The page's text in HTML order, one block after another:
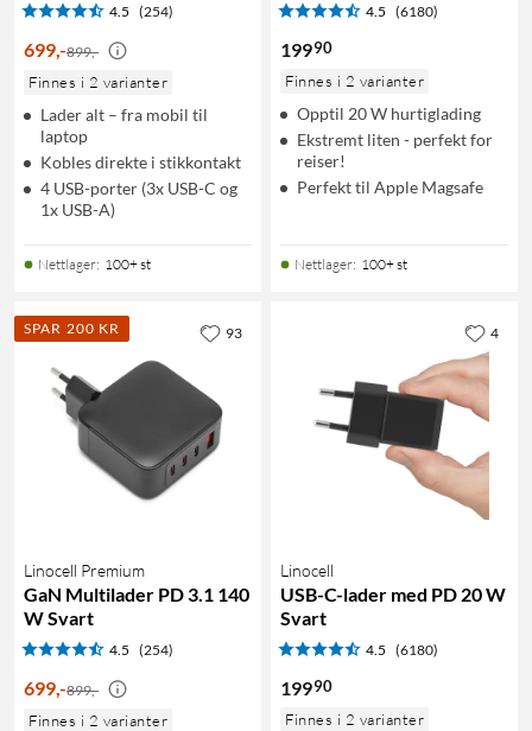
4.5 (254)
699,-899,-
Finnes i 2 varianter
Lader alt – fra mobil til
laptop
Kobles direkte i stikkontakt
4 USB-porter (3x USB-C og
1x USB-A)
Nettlager: 100+ st
4.5 (6180)
19990
Finnes i 2 varianter
Opptil 20 W hurtiglading
Ekstremt liten - perfekt for
reiser!
Perfekt til Apple Magsafe
Nettlager: 100+ st
SPAR 200 KR
Linocell Premium
GaN Multilader PD 3.1 140
W Svart
4.5 (254)
699,-899,-
Finnes i 2 varianter
93
Linocell
USB-C-lader med PD 20 W
Svart
4.5 (6180)
19990
Finnes i 2 varianter
4